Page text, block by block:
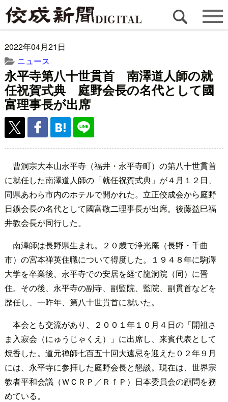
2022年04月21日
ニュース
永平寺第八十世貫首 南澤道人師の就
任祝賀式典 庭野会長の名代として國
富理事長が出席
曹洞宗大本山永平寺（福井・永平寺町）の第八十世貫首
に就任した南澤道人師の「就任祝賀式典」が４月１２日、
同県あわら市内のホテルで開かれた。立正佼成会から庭野
日鑛会長の名代として國富敬二理事長が出席。後藤益巳福
井教会長が同行した。
南澤師は長野県生まれ。２０歳で浄光庵（長野・千曲
市）の宮本禅英住職について得度した。１９４８年に駒澤
大学を卒業後、永平寺での安居を経て龍洞院（同）に晋
住。その後、永平寺の副寺、副監院、監院、副貫首などを
歴任し、一昨年、第八十世貫首に就いた。
本会とも交流があり、２００１年１０月４日の「開祖さ
ま入寂会（にゅうじゃくえ）」に出席し、来賓代表として
焼香した。道元禅師七百五十回大遠忌を迎えた０２年９月
には、永平寺に参拝した庭野会長と懇談。現在は、世界宗
教者平和会議（ＷＣＲＰ／ＲｆＰ）日本委員会の顧問を務
めている。